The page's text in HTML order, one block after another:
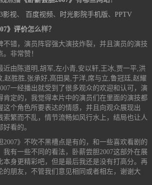
影视、 百度视频、 时光影院手机版、 PPTV
》评价怎么样？
不错，演员阵容强大演技炸裂，并且演员的演技
非常赞！
近由陈道明,胡军,左小青,安以轩,王冰,贾一平,洪
赵胜胜,张承好,高田昊,于洋,席与立,鲁冠廷,赵耀
一经播出就受到了很多观众的欢迎和认可，演
肯定的，我觉得本片中的演员们在里面的演技都
这个角色所要表达的情感，并且向观众展现出
索繁而不乱，情节流畅如风行水上，结局也让人
看的。
2007》不吹不黑槽点是有的，和一些喜欢看剧的
我有一些不同的看法，卧薪尝胆2007这部外在展
本身更精彩吧，但是最后我还是没有打高分。再
的朋友，不管我们意见相同或者相左，谢谢大